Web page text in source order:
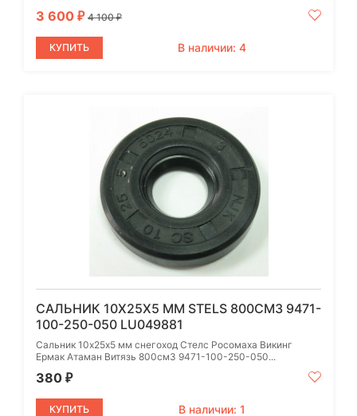
3 600 ₽ 4 100₽
КУПИТЬ В наличии: 4
САЛЬНИК 10Х25Х5 ММ STELS 800СМ3 9471-
100-250-050 LU049881
Сальник 10х25х5 мм снегоход Стелс Росомаха Викинг
Ермак Атаман Витязь 800см3 9471-100-250-050...
380 ₽
КУПИТЬ В наличии: 1